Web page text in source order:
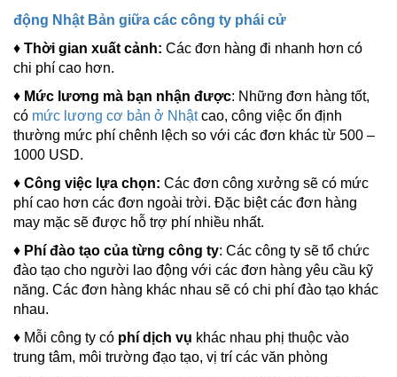
động Nhật Bản giữa các công ty phái cử
♦ Thời gian xuất cảnh: Các đơn hàng đi nhanh hơn có
chi phí cao hơn.
♦ Mức lương mà bạn nhận được: Những đơn hàng tốt,
có mức lương cơ bản ở Nhậtcao, công việc ổn định
thường mức phí chênh lệch so với các đơn khác từ 500 –
1000 USD.
♦ Công việc lựa chọn: Các đơn công xưởng sẽ có mức
phí cao hơn các đơn ngoài trời. Đặc biệt các đơn hàng
may mặc sẽ được hỗ trợ phí nhiều nhất.
♦ Phí đào tạo của từng công ty: Các công ty sẽ tổ chức
đào tạo cho người lao động với các đơn hàng yêu cầu kỹ
năng. Các đơn hàng khác nhau sẽ có chi phí đào tạo khác
nhau.
♦ Mỗi công ty có phí dịch vụ khác nhau phị thuộc vào
trung tâm, môi trường đạo tạo, vị trí các văn phòng